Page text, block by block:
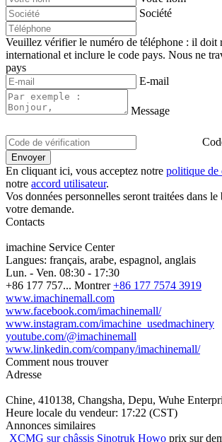
Société
Veuillez vérifier le numéro de téléphone : il doit
international et inclure le code pays. Nous ne
pays
E-mail
Message
En cliquant ici, vous acceptez notre politique de
notre accord utilisateur.
Vos données personnelles seront traitées dans le
votre demande.
Contacts
imachine Service Center
Langues: français, arabe, espagnol, anglais
Lun. - Ven. 08:30 - 17:30
+86 177 757... Montrer+86 177 7574 3919
www.imachinemall.com
www.facebook.com/imachinemall/
www.instagram.com/imachine_usedmachinery
youtube.com/@imachinemall
www.linkedin.com/company/imachinemall/
Comment nous trouver
Adresse
Chine, 410138, Changsha, Depu, Wuhe
Heure locale du vendeur: 17:22 (CST)
Annonces similaires
XCMG sur châssis Sinotruk Howo prix sur